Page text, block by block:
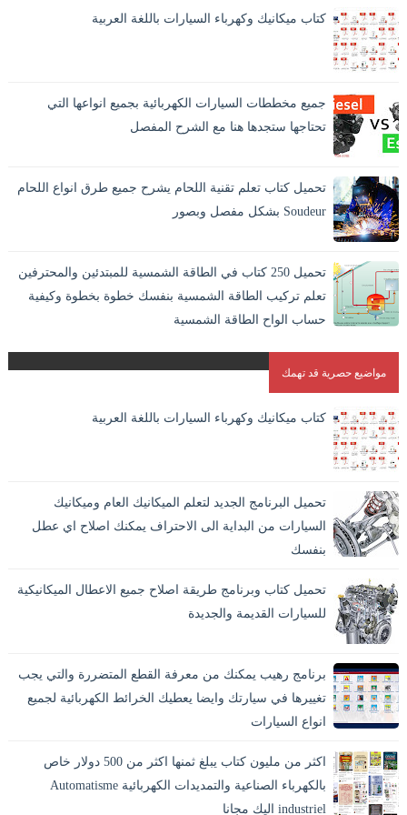
كتاب ميكانيك وكهرباء السيارات باللغة العربية
جميع مخططات السيارات الكهربائية بجميع انواعها التي
تحتاجها ستجدها هنا مع الشرح المفصل
تحميل كتاب تعلم تقنية اللحام يشرح جميع طرق انواع اللحام
Soudeur بشكل مفصل وبصور
المستقرة لاندم...تحميل 250 كتاب في الطاقة الشمسية للمبتدئين والمحترفين
تعلم تركيب الطاقة الشمسية بنفسك خطوة بخطوة وكيفية
حساب الواح الطاقة الشمسية
مواضيع حصرية قد تهمك
كتاب ميكانيك وكهرباء السيارات باللغة العربية
تحميل البرنامج الجديد لتعلم الميكانيك العام وميكانيك
السيارات من البداية الى الاحتراف يمكنك اصلاح اي عطل
بنفسك
تحميل كتاب وبرنامج طريقة اصلاح جميع الاعطال الميكانيكية
للسيارات القديمة والجديدة
برنامج رهيب يمكنك من معرفة القطع المتضررة والتي يجب
تغييرها في سيارتك وايضا يعطيك الخرائط الكهربائية لجميع
انواع السيارات
اكثر من مليون كتاب يبلغ ثمنها اكثر من 500 دولار خاص
بالكهرباء الصناعية والتمديدات الكهربائية Automatisme
industriel اليك مجانا